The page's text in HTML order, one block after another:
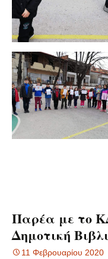
Παρέα με το
Δημοτική
11 Φεβρουαρίου 2020